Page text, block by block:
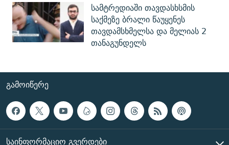
სამტრედიაში თავდასხსმის
საქმეზე ბრალი წაუყენეს
თავდამსხმელსა და მელიას 2
თანაგუნდელს
ᲒᲐᲛᲝᲘᲬᲔᲠᲔ
ᲡᲐᲘᲜᲤᲝᲠᲛᲐᲪᲘᲝ ᲒᲕᲔᲠᲓᲔᲑᲘ